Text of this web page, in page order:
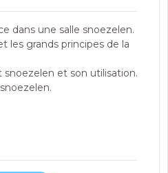
dans une salle snoezelen.
les grands principes de la
et son utilisation.